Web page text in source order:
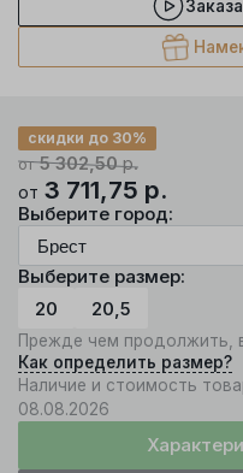
от5 302,50р.
скидки до 30%
от 3 711,75 р.
Выберите город:
Выберите размер:
20
20,5
Прежде чем продолжить,
Как определить размер?
Наличие и стоимость
08.08.2026